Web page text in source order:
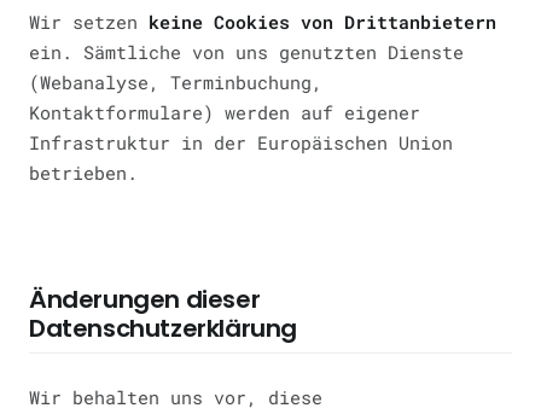
Wir setzen keine Cookies von Drittanbietern
ein. Sämtliche von uns genutzten Dienste
(Webanalyse, Terminbuchung,
Kontaktformulare) werden auf eigener
Infrastruktur in der Europäischen Union
betrieben.
Änderungen dieser
Datenschutzerklärung
Wir behalten uns vor, diese